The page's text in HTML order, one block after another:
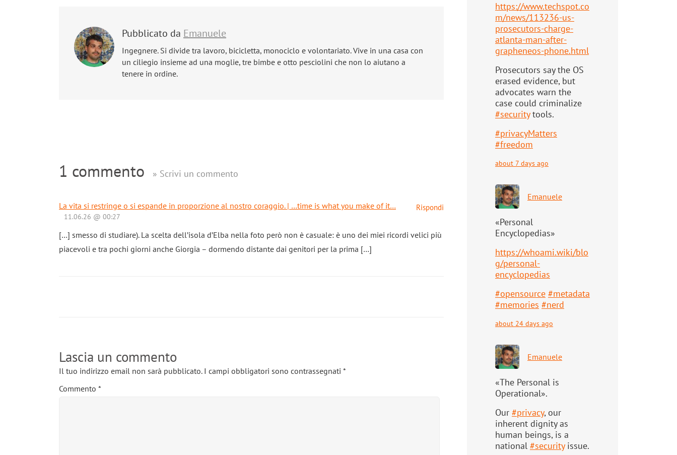
Pubblicato da Emanuele
Ingegnere. Si divide tra lavoro, bicicletta, monociclo e volontariato. Vive in una casa con
un ciliegio insieme ad una moglie, tre bimbe e otto pesciolini che non lo aiutano a
tenere in ordine.
1 commento » Scrivi un commento
La vita si restringe o si espande in proporzione al nostro coraggio. | …time is what you make of it… Rispondi
11.06.26 @ 00:27
[…] smesso di studiare). La scelta dell’isola d’Elba nella foto però non è casuale: è uno dei miei ricordi velici più
piacevoli e tra pochi giorni anche Giorgia – dormendo distante dai genitori per la prima […]
Lascia un commento
Il tuo indirizzo email non sarà pubblicato. I campi obbligatori sono contrassegnati *
Commento *
https://www.techspot.co
m/news/113236-us-
prosecutors-charge-
atlanta-man-after-
grapheneos-phone.html
Prosecutors say the OS
erased evidence, but
advocates warn the
case could criminalize
#securitytools.
#privacyMatters
#freedom
about 7 days ago
Emanuele
«Personal
Encyclopedias»
https://whoami.wiki/blo
g/personal-
encyclopedias
#opensource #metadata
#memories #nerd
about 24 days ago
Emanuele
«The Personal is
Operational».
Our #privacy, our
inherent dignity as
human beings, is a
national #securityissue.